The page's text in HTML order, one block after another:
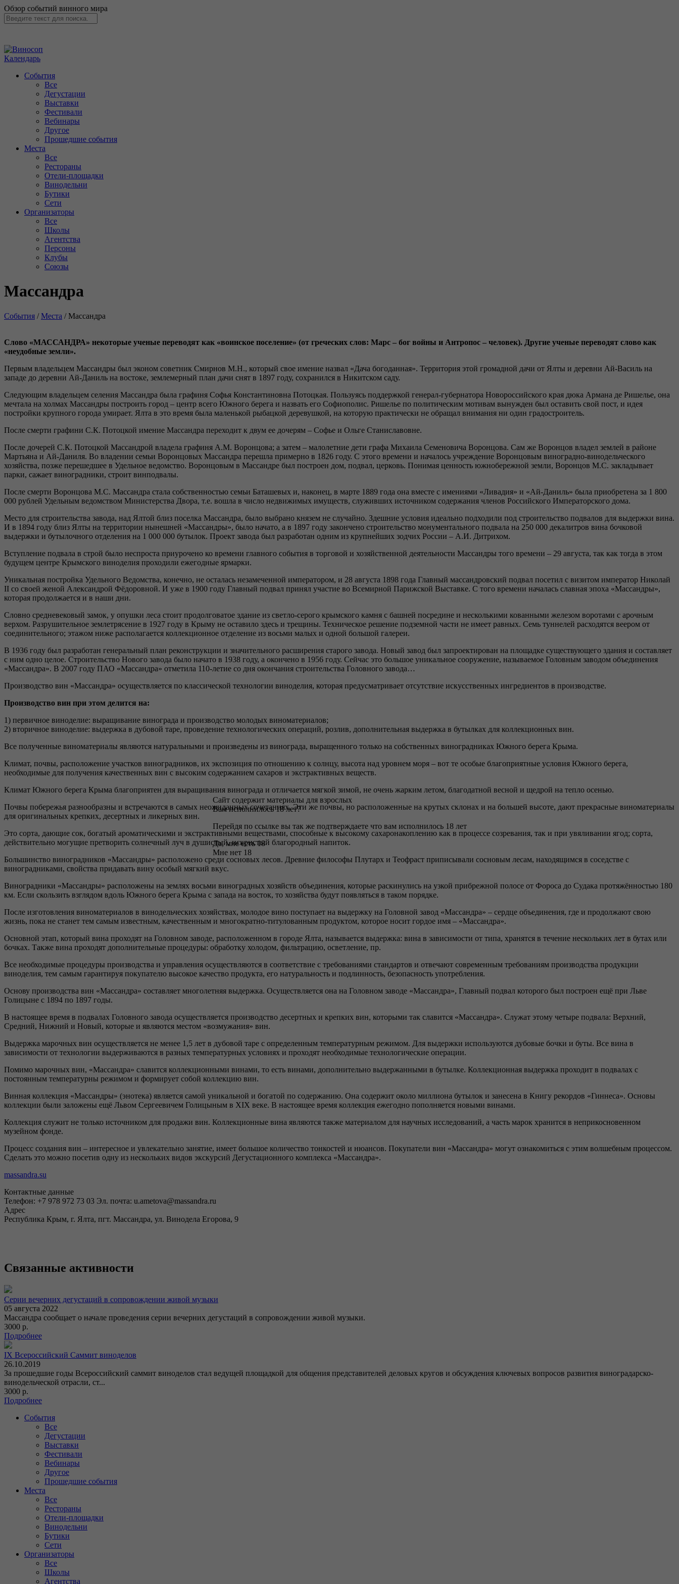
Обзор событий винного мира
Календарь
События
Все
Дегустации
Выставки
Фестивали
Вебинары
Другое
Прошедшие события
Места
Все
Рестораны
Отели-площадки
Винодельни
Бутики
Сети
Организаторы
Все
Школы
Агентства
Персоны
Клубы
Союзы
Массандра
События /Места /Массандра
Слово «МАССАНДРА» некоторые ученые переводят как «воинское поселение» (от греческих слов: Марс – бог войны и Антропос – человек). Другие ученые переводят слово как
«неудобные земли».
Первым владельцем Массандры был эконом советник Смирнов М.Н., который свое имение назвал «Дача богоданная». Территория этой громадной дачи от Ялты и деревни Ай-Василь на
западе до деревни Ай-Даниль на востоке, землемерный план дачи снят в 1897 году, сохранился в Никитском саду.
Следующим владельцем селения Массандра была графиня Софья Константиновна Потоцкая. Пользуясь поддержкой генерал-губернатора Новороссийского края дюка Армана де Ришелье, она
мечтала на холмах Массандры построить город – центр всего Южного берега и назвать его Софиополис. Ришелье по политическим мотивам вынужден был оставить свой пост, и идея
постройки крупного города умирает. Ялта в это время была маленькой рыбацкой деревушкой, на которую практически не обращал внимания ни один градостроитель.
После смерти графини С.К. Потоцкой имение Массандра переходит к двум ее дочерям – Софье и Ольге Станиславовне.
После дочерей С.К. Потоцкой Массандрой владела графиня А.М. Воронцова; а затем – малолетние дети графа Михаила Семеновича Воронцова. Сам же Воронцов владел землей в районе
Мартьяна и Ай-Даниля. Во владении семьи Воронцовых Массандра перешла примерно в 1826 году. С этого времени и началось учреждение Воронцовым виноградно-винодельческого
хозяйства, позже перешедшее в Удельное ведомство. Воронцовым в Массандре был построен дом, подвал, церковь. Понимая ценность южнобережной земли, Воронцов М.С. закладывает
парки, сажает виноградники, строит винподвалы.
После смерти Воронцова М.С. Массандра стала собственностью семьи Баташевых и, наконец, в марте 1889 года она вместе с имениями «Ливадия» и «Ай-Даниль» была приобретена за 1 800
000 рублей Удельным ведомством Министерства Двора, т.е. вошла в число недвижимых имуществ, служивших источником содержания членов Российского Императорского дома.
Место для строительства завода, над Ялтой близ поселка Массандра, было выбрано князем не случайно. Здешние условия идеально подходили под строительство подвалов для выдержки вина.
И в 1894 году близ Ялты на территории нынешней «Массандры», было начато, а в 1897 году закончено строительство монументального подвала на 250 000 декалитров вина бочковой
выдержки и бутылочного отделения на 1 000 000 бутылок. Проект завода был разработан одним из крупнейших зодчих России – А.И. Дитрихом.
Вступление подвала в строй было неспроста приурочено ко времени главного события в торговой и хозяйственной деятельности Массандры того времени – 29 августа, так как тогда в этом
будущем центре Крымского виноделия проходили ежегодные ярмарки.
Уникальная постройка Удельного Ведомства, конечно, не осталась незамеченной императором, и 28 августа 1898 года Главный массандровский подвал посетил с визитом император Николай
II со своей женой Александрой Фёдоровной. И уже в 1900 году Главный подвал принял участие во Всемирной Парижской Выставке. С того времени началась славная эпоха «Массандры»,
которая продолжается и в наши дни.
Словно средневековый замок, у опушки леса стоит продолговатое здание из светло-серого крымского камня с башней посредине и несколькими кованными железом воротами с арочным
верхом. Разрушительное землетрясение в 1927 году в Крыму не оставило здесь и трещины. Техническое решение подземной части не имеет равных. Семь туннелей расходятся веером от
соединительного; этажом ниже располагается коллекционное отделение из восьми малых и одной большой галереи.
В 1936 году был разработан генеральный план реконструкции и значительного расширения старого завода. Новый завод был запроектирован на площадке существующего здания и составляет
с ним одно целое. Строительство Нового завода было начато в 1938 году, а окончено в 1956 году. Сейчас это большое уникальное сооружение, называемое Головным заводом объединения
«Массандра». В 2007 году ПАО «Массандра» отметила 110-летие со дня окончания строительства Головного завода…
Производство вин «Массандра» осуществляется по классической технологии виноделия, которая предусматривает отсутствие искусственных ингредиентов в производстве.
Производство вин при этом делится на:
1) первичное виноделие: выращивание винограда и производство молодых виноматериалов;
2) вторичное виноделие: выдержка в дубовой таре, проведение технологических операций, розлив, дополнительная выдержка в бутылках для коллекционных вин.
Все полученные виноматериалы являются натуральными и произведены из винограда, выращенного только на собственных виноградниках Южного берега Крыма.
Климат, почвы, расположение участков виноградников, их экспозиция по отношению к солнцу, высота над уровнем моря – вот те особые благоприятные условия Южного берега,
необходимые для получения качественных вин с высоким содержанием сахаров и экстрактивных веществ.
Климат Южного берега Крыма благоприятен для выращивания винограда и отличается мягкой зимой, не очень жарким летом, благодатной весной и щедрой на тепло осенью.
Почвы побережья разнообразны и встречаются в самых неожиданных сочетаниях. Эти же почвы, но расположенные на крутых склонах и на большей высоте, дают прекрасные виноматериалы
для оригинальных крепких, десертных и ликерных вин.
Это сорта, дающие сок, богатый ароматическими и экстрактивными веществами, способные к высокому сахаронакоплению как в процессе созревания, так и при увяливании ягод; сорта,
действительно могущие претворить солнечный луч в душистый, искристый благородный напиток.
Большинство виноградников «Массандры» расположено среди сосновых лесов. Древние философы Плутарх и Теофраст приписывали сосновым лесам, находящимся в соседстве с
виноградниками, свойства придавать вину особый мягкий вкус.
Виноградники «Массандры» расположены на землях восьми виноградных хозяйств объединения, которые раскинулись на узкой прибрежной полосе от Фороса до Судака протяжённостью 180
км. Если скользить взглядом вдоль Южного берега Крыма с запада на восток, то хозяйства будут появляться в таком порядке.
После изготовления виноматериалов в винодельческих хозяйствах, молодое вино поступает на выдержку на Головной завод «Массандра» – сердце объединения, где и продолжают свою
жизнь, пока не станет тем самым известным, качественным и многократно-титулованным продуктом, которое носит гордое имя – «Массандра».
Основной этап, который вина проходят на Головном заводе, расположенном в городе Ялта, называется выдержка: вина в зависимости от типа, хранятся в течение нескольких лет в бутах или
бочках. Также вина проходят дополнительные процедуры: обработку холодом, фильтрацию, осветление, пр.
Все необходимые процедуры производства и управления осуществляются в соответствие с требованиями стандартов и отвечают современным требованиям производства продукции
виноделия, тем самым гарантируя покупателю высокое качество продукта, его натуральность и подлинность, безопасность употребления.
Основу производства вин «Массандра» составляет многолетняя выдержка. Осуществляется она на Головном заводе «Массандра», Главный подвал которого был построен ещё при Льве
Голицыне с 1894 по 1897 годы.
В настоящее время в подвалах Головного завода осуществляется производство десертных и крепких вин, которыми так славится «Массандра». Служат этому четыре подвала: Верхний,
Средний, Нижний и Новый, которые и являются местом «возмужания» вин.
Выдержка марочных вин осуществляется не менее 1,5 лет в дубовой таре с определенным температурным режимом. Для выдержки используются дубовые бочки и буты. Все вина в
зависимости от технологии выдерживаются в разных температурных условиях и проходят необходимые технологические операции.
Помимо марочных вин, «Массандра» славится коллекционными винами, то есть винами, дополнительно выдержанными в бутылке. Коллекционная выдержка проходит в подвалах с
постоянным температурны режимом и формирует собой коллекцию вин.
Винная коллекция «Массандры» (энотека) является самой уникальной и богатой по содержанию. Она содержит около миллиона бутылок и занесена в Книгу рекордов «Гиннеса». Основы
коллекции были заложены ещё Львом Сергеевичем Голицыным в XIX веке. В настоящее время коллекция ежегодно пополняется новыми винами.
Коллекция служит не только источником для продажи вин. Коллекционные вина являются также материалом для научных исследований, а часть марок хранится в неприкосновенном
музейном фонде.
Процесс создания вин – интересное и увлекательно занятие, имеет большое количество тонкостей и нюансов. Покупатели вин «Массандра» могут ознакомиться с этим волшебным процессом.
Сделать это можно посетив одну из нескольких видов экскурсий Дегустационного комплекса «Массандра».
massandra.su
Контактные данные
Телефон: +7 978 972 73 03 Эл. почта: u.ametova@massandra.ru
Адрес
Республика Крым, г. Ялта, пгт. Массандра, ул. Винодела Егорова, 9
Связанные активности
Серии вечерних дегустаций в сопровождении живой музыки
05 августа 2022
Массандра сообщает о начале проведения серии вечерних дегустаций в сопровождении живой музыки.
3000 р.
Подробнее
IX Всероссийский Саммит виноделов
26.10.2019
За прошедшие годы Всероссийский саммит виноделов стал ведущей площадкой для общения представителей деловых кругов и обсуждения ключевых вопросов развития виноградарско-
винодельческой отрасли, ст...
3000 р.
Подробнее
События
Все
Дегустации
Выставки
Фестивали
Вебинары
Другое
Прошедшие события
Места
Все
Рестораны
Отели-площадки
Винодельни
Бутики
Сети
Организаторы
Все
Школы
Агентства
Сайт содержит материалы для взрослых
Вам исполнилось 18 лет?
Перейдя по ссылке вы так же подтверждаете что вам исполнилось 18 лет
Да, мне есть 18
Мне нет 18